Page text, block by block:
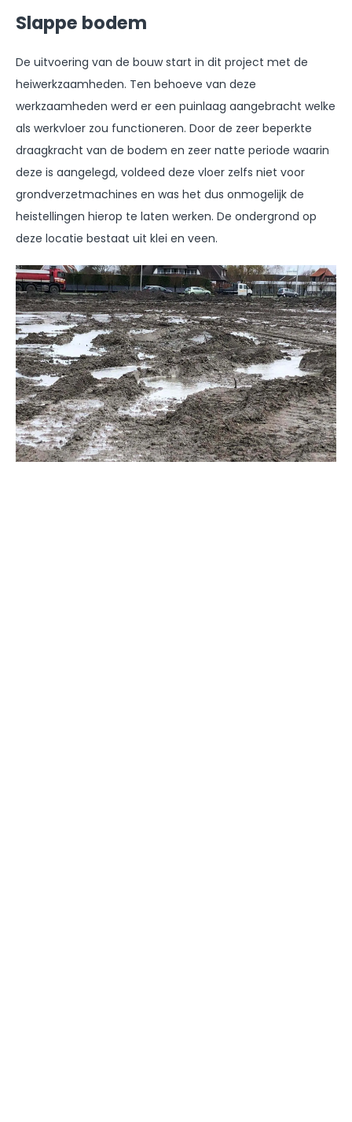
Slappe bodem
De uitvoering van de bouw start in dit project met de
heiwerkzaamheden. Ten behoeve van deze
werkzaamheden werd er een puinlaag aangebracht welke
als werkvloer zou functioneren. Door de zeer beperkte
draagkracht van de bodem en zeer natte periode waarin
deze is aangelegd, voldeed deze vloer zelfs niet voor
grondverzetmachines en was het dus onmogelijk de
heistellingen hierop te laten werken. De ondergrond op
deze locatie bestaat uit klei en veen.